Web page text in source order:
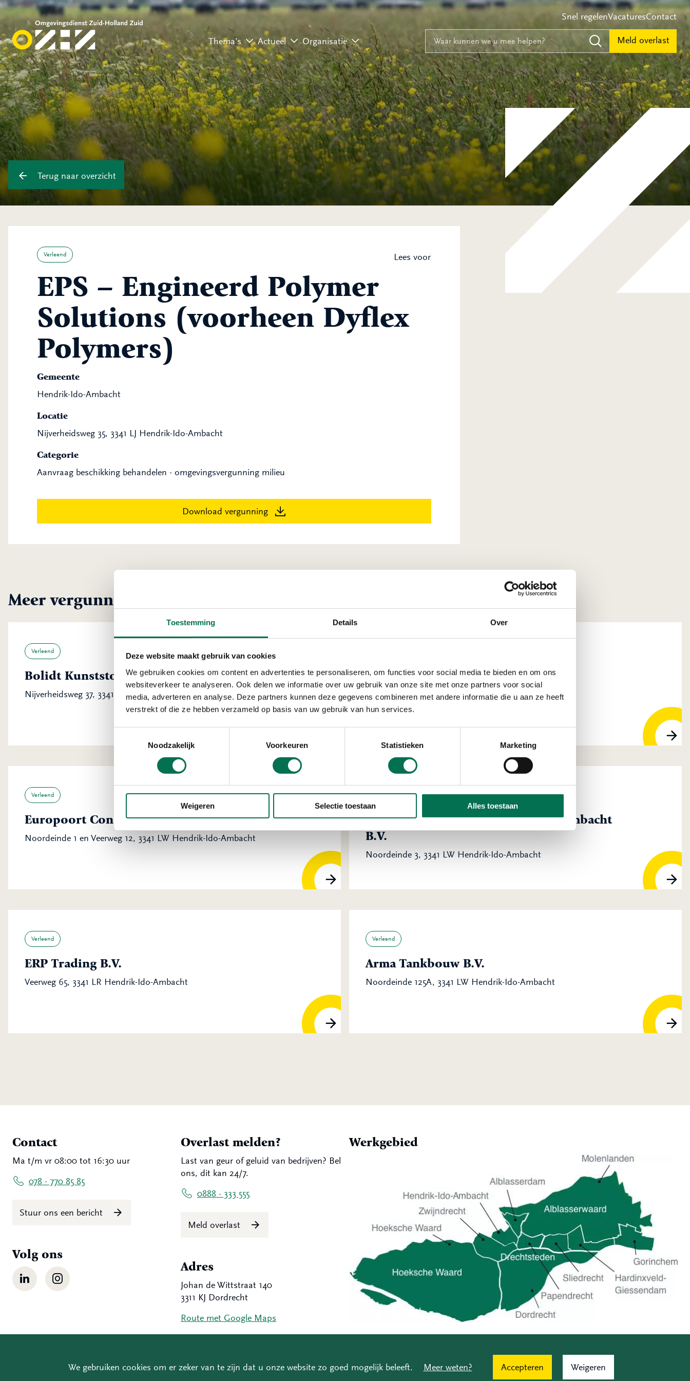
Toestemming Details Over
Deze website maakt gebruik van cookies
We gebruiken cookies om content en advertenties te personaliseren, om functies voor social media te bieden en om ons
websiteverkeer te analyseren. Ook delen we informatie over uw gebruik van onze site met onze partners voor social
media, adverteren en analyse. Deze partners kunnen deze gegevens combineren met andere informatie die u aan ze heeft
verstrekt of die ze hebben verzameld op basis van uw gebruik van hun services.
Noodzakelijk
Voorkeuren Statistieken Marketing
Weigeren Selectie toestaan Alles toestaan
We gebruiken cookies om er zeker van te zijn dat u onze website zo goed mogelijk beleeft. Meer weten? Accepteren Weigeren
Naar inhoud
Naar navigatie
Snel regelenVacaturesContact
Thema’s Actueel Organisatie
Waar kunnen we u mee helpen?
Zoeken
Meld overlast
Terug naar overzicht
Lees voor
Verleend
EPS – Engineerd Polymer
Solutions (voorheen Dyflex
Polymers)
Gemeente
Hendrik-Ido-Ambacht
Locatie
Nijverheidsweg 35, 3341 LJ Hendrik-Ido-Ambacht
Categorie
Aanvraag beschikking behandelen - omgevingsvergunning milieu
Download vergunning
Meer vergunningen uit Hendrik-Ido-Ambacht
Verleend
Bolidt Kunststoftoepassing B.V.
Nijverheidsweg 37, 3341 LJ Hendrik-Ido-Ambacht
Scheepswerf Niessen B.V.
Rozand 5, 3341 LS Hendrik-Ido-Ambacht
Verleend
Europoort Construction B.V.
Noordeinde 1 en Veerweg 12, 3341 LW Hendrik-Ido-Ambacht
Verleend
Scheepswerf en Machinefabriek 't Ambacht
B.V.
Noordeinde 3, 3341 LW Hendrik-Ido-Ambacht
Verleend
ERP Trading B.V.
Veerweg 65, 3341 LR Hendrik-Ido-Ambacht
Verleend
Arma Tankbouw B.V.
Noordeinde 125A, 3341 LW Hendrik-Ido-Ambacht
Contact
Ma t/m vr 08:00 tot 16:30 uur
078 - 770 85 85
Stuur ons een bericht
Volg ons
LinkedIn Instagram
Overlast melden?
Last van geur of geluid van bedrijven? Bel
ons, dit kan 24/7.
0888 - 333 555
Meld overlast
Adres
Johan de Wittstraat 140
3311 KJ Dordrecht
Route met Google Maps
Werkgebied
Alblasserdam
Copyright 2026 Privacy Disclaimer Coordinated Vulnerability Disclosure